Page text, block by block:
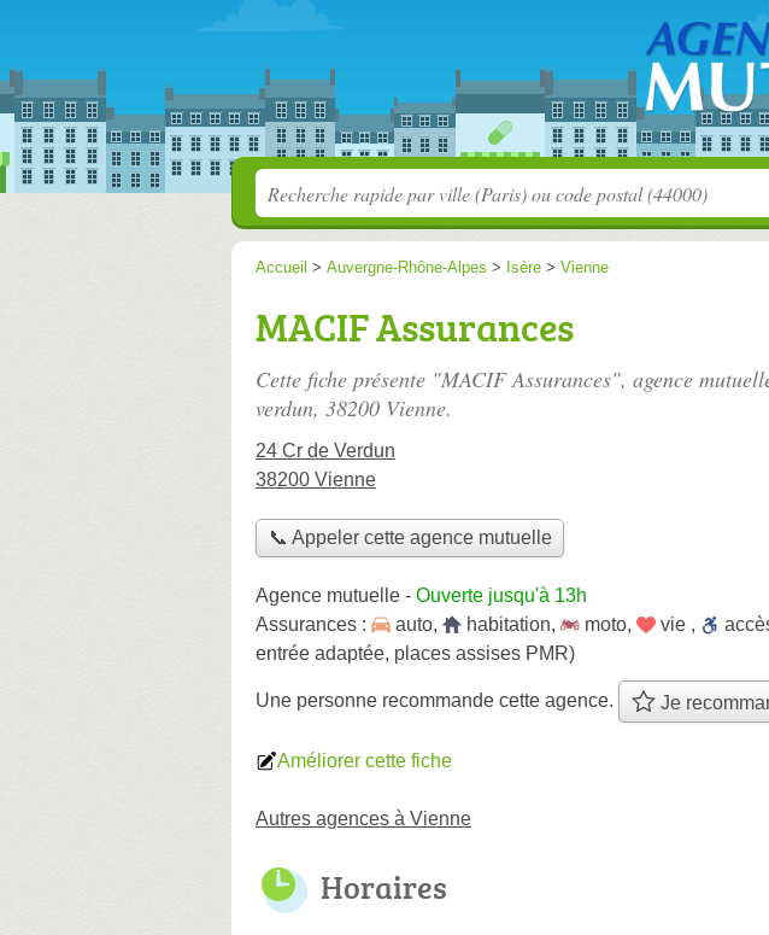
Accueil > Auvergne-Rhône-Alpes > Isère > Vienne
MACIF Assurances
Cette fiche présente "MACIF Assurances", agence
verdun, 38200 Vienne.
24 Cr de Verdun
38200 Vienne
📞 Appeler cette agence mutuelle
Agence mutuelle - Ouverte jusqu'à 13h
Assurances :
auto, habitation, moto, vie ,
entrée adaptée, places assises PMR)
Une personne recommande cette agence. Je
Améliorer cette fiche
Autres agences à Vienne
Horaires